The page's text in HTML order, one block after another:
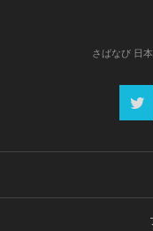
さばなび 日